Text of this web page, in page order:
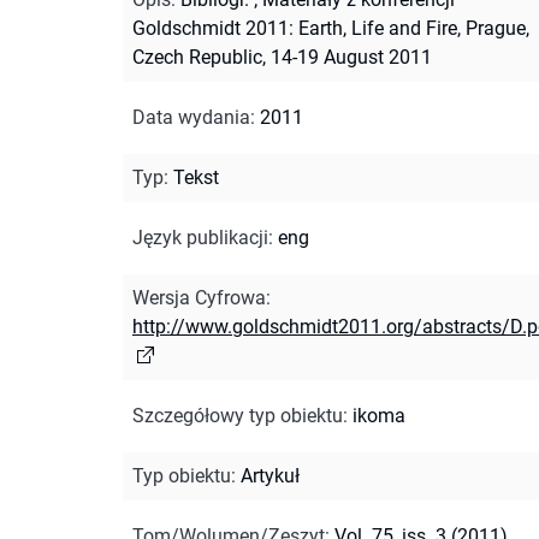
Goldschmidt 2011: Earth, Life and Fire, Prague,
Czech Republic, 14-19 August 2011
Data wydania: 2011
Typ: Tekst
Język publikacji: eng
Wersja Cyfrowa:
http://www.goldschmidt2011.org/abstracts/
Szczegółowy typ obiektu: ikoma
Typ obiektu: Artykuł